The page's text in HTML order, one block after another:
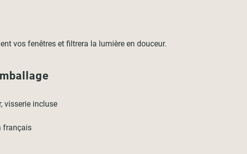
vos fenêtres et filtrera la lumière en douceur.
visserie incluse
français